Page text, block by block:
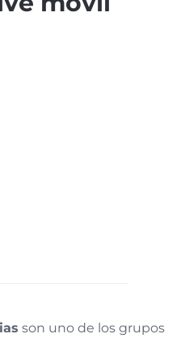
son uno de los grupos